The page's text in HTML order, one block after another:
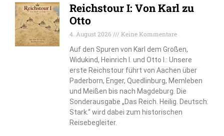
Reichstour I: Von Karl zu
Otto
4. August 2026
Keine Kommentare
Auf den Spuren von Karl dem Großen,
Widukind, Heinrich I. und Otto I.: Unsere
erste Reichstour führt von Aachen über
Paderborn, Enger, Quedlinburg, Memleben
und Meißen bis nach Magdeburg. Die
Sonderausgabe „Das Reich. Heilig. Deutsch.
Stark.“ wird dabei zum historischen
Reisebegleiter.